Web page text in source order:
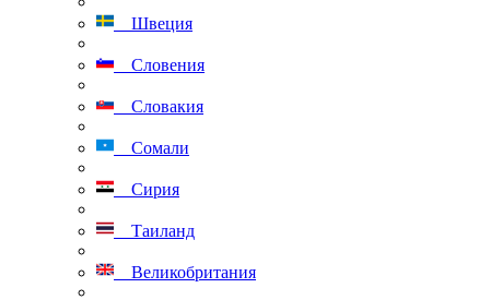
Швеция
Словения
Словакия
Сомали
Сирия
Таиланд
Великобритания